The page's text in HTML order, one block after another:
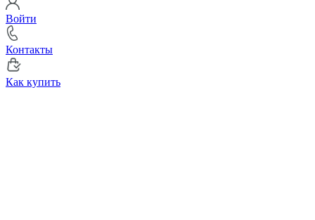
Войти
Контакты
Как купить